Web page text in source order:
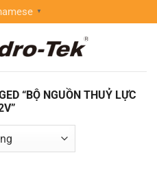
▼
“BỘ NGUỒN THUỶ LỰC